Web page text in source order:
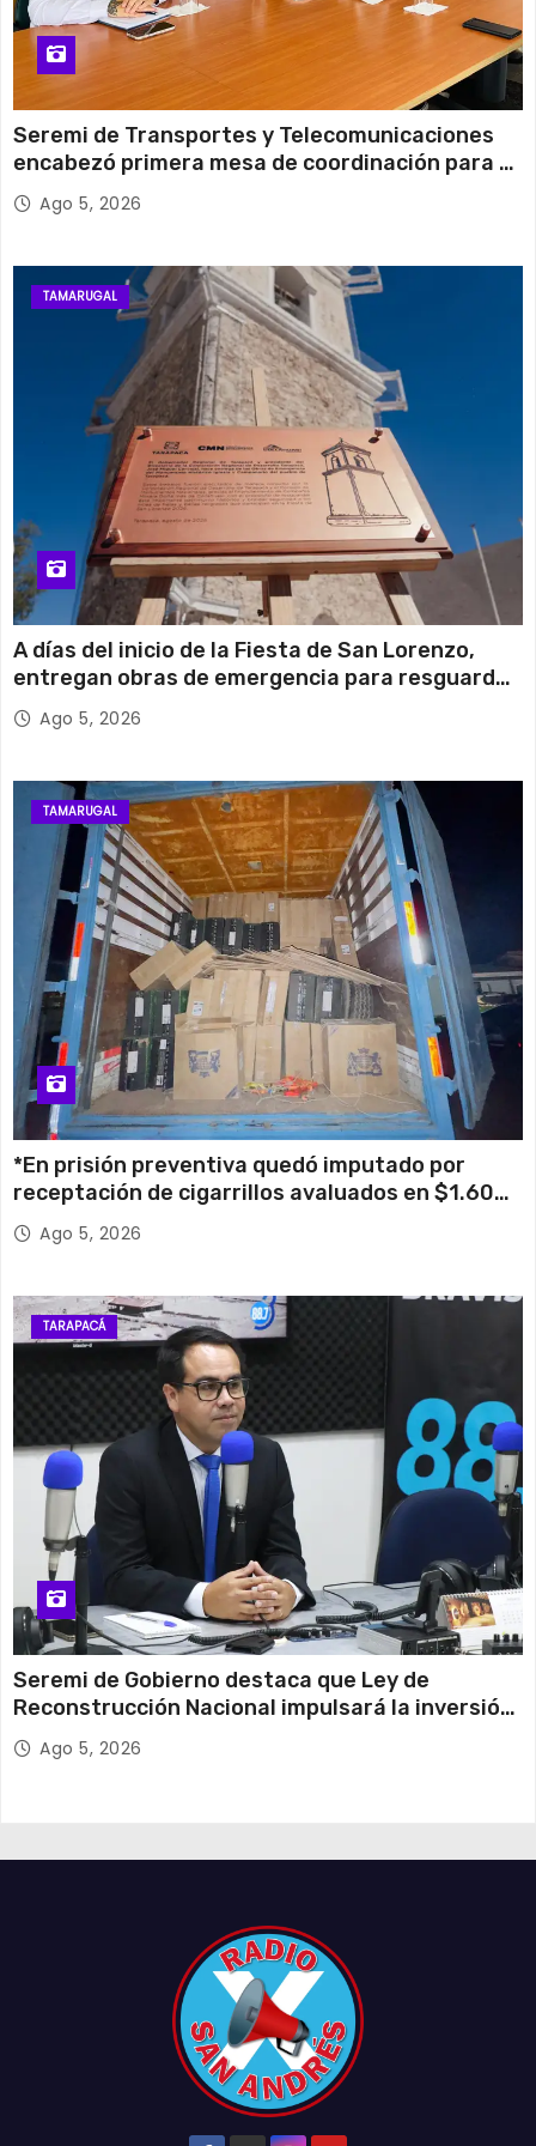
Seremi de Transportes y Telecomunicaciones
encabezó primera mesa de coordinación para el
retiro de cables en desuso en Iquique
Ago 5, 2026
TAMARUGAL
A días del inicio de la Fiesta de San Lorenzo,
entregan obras de emergencia para resguardar
su histórico campanario
Ago 5, 2026
TAMARUGAL
*En prisión preventiva quedó imputado por
receptación de cigarrillos avaluados en $1.600
millones*
Ago 5, 2026
TARAPACÁ
Seremi de Gobierno destaca que Ley de
Reconstrucción Nacional impulsará la inversión
y el empleo en Tarapacá
Ago 5, 2026